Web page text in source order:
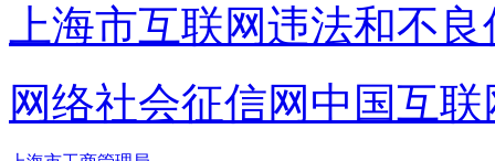
上海市互联网违法和不
网络社会征信网 中国互